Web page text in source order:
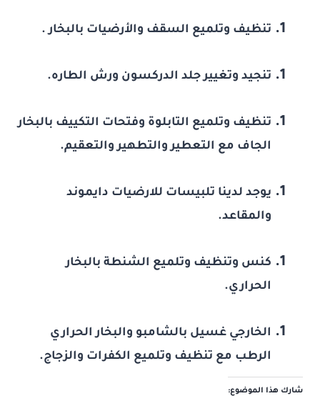
تنظيف وتلميع السقف والأرضيات بالبخار .
تنجيد وتغيير جلد الدركسون ورش الطاره.
تنظيف وتلميع التابلوة وفتحات التكييف بالبخار
الجاف مع التعطير والتطهير والتعقيم.
يوجد لدينا تلبيسات للارضيات دايموند
والمقاعد.
كنس وتنظيف وتلميع الشنطة بالبخار
الحراري.
الخارجي غسيل بالشامبو والبخار الحراري
الرطب مع تنظيف وتلميع الكفرات والزجاج.
شارك هذا الموضوع: